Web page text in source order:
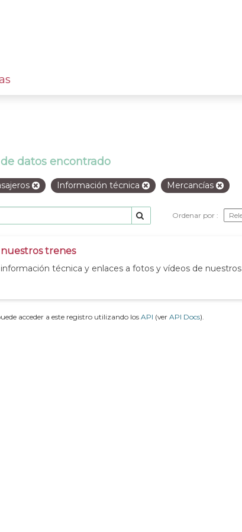
datos encontrado
Información técnica Mercancías
Ordenar por
nuestros trenes
información técnica y enlaces a fotos y vídeos de nuestros
acceder a este registro utilizando los API (ver API Docs).